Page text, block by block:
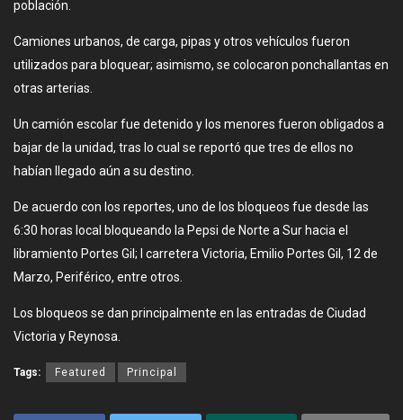
población.
Camiones urbanos, de carga, pipas y otros vehículos fueron
utilizados para bloquear; asimismo, se colocaron ponchallantas en
otras arterias.
Un camión escolar fue detenido y los menores fueron obligados a
bajar de la unidad, tras lo cual se reportó que tres de ellos no
habían llegado aún a su destino.
De acuerdo con los reportes, uno de los bloqueos fue desde las
6:30 horas local bloqueando la Pepsi de Norte a Sur hacia el
libramiento Portes Gil; l carretera Victoria, Emilio Portes Gil, 12 de
Marzo, Periférico, entre otros.
Los bloqueos se dan principalmente en las entradas de Ciudad
Victoria y Reynosa.
Tags: Featured Principal